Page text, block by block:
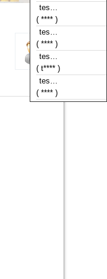
tes…
( **** )
tes…
( t**** )
tes…
( **** )
tes…
( **** )